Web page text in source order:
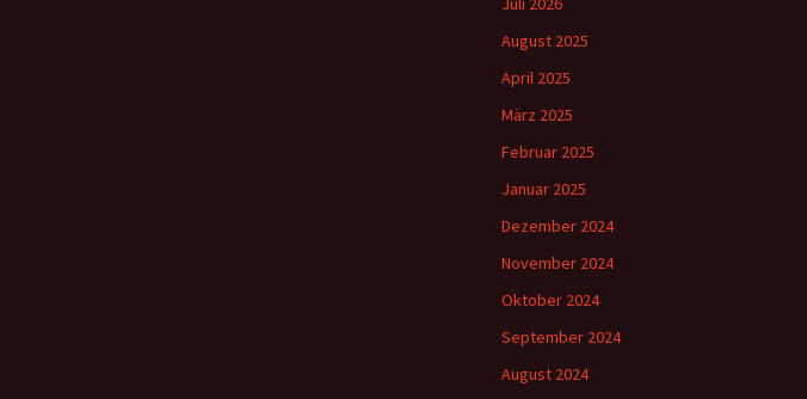
August 2025
April 2025
März 2025
Februar 2025
Januar 2025
Dezember 2024
November 2024
Oktober 2024
September 2024
August 2024